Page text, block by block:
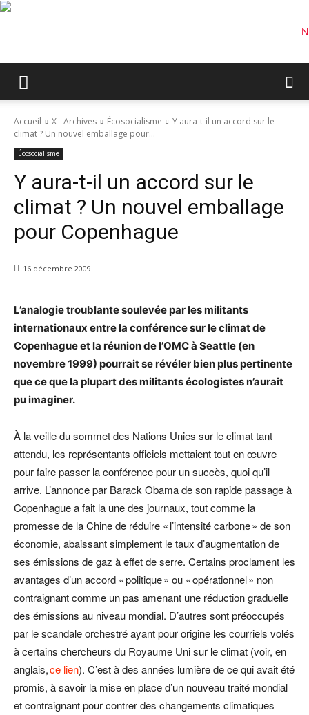
Accueil X - Archives Écosocialisme
Y aura-t-il un accord sur le
climat ? Un nouvel emballage pour...
Écosocialisme
Y aura-t-il un accord sur le
climat ? Un nouvel emballage
pour Copenhague
16 décembre 2009
L’analogie troublante soulevée par les militants
internationaux entre la conférence sur le climat de
Copenhague et la réunion de l’OMC à Seattle (en
novembre 1999) pourrait se révéler bien plus pertinente
que ce que la plupart des militants écologistes n’aurait
pu imaginer.
À la veille du sommet des Nations Unies sur le climat tant
attendu, les représentants officiels mettaient tout en œuvre
pour faire passer la conférence pour un succès, quoi qu’il
arrive. L’annonce par Barack Obama de son rapide passage à
Copenhague a fait la une des journaux, tout comme la
promesse de la Chine de réduire « l’intensité carbone » de son
économie, abaissant simplement le taux d’augmentation de
ses émissions de gaz à effet de serre. Certains proclament les
avantages d’un accord « politique » ou « opérationnel » non
contraignant comme un pas amenant une réduction graduelle
des émissions au niveau mondial. D’autres sont préoccupés
par le scandale orchestré ayant pour origine les courriels volés
à certains chercheurs du Royaume Uni sur le climat (voir, en
anglais,ce lien). C’est à des années lumière de ce qui avait été
promis, à savoir la mise en place d’un nouveau traité mondial
et contraignant pour contrer des changements climatiques